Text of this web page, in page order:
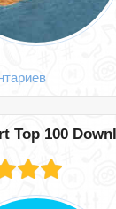
Top 100